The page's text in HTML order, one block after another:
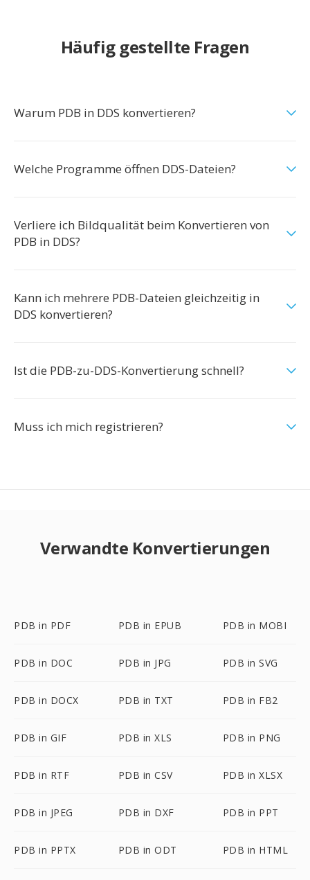
Häufig gestellte Fragen
Warum PDB in DDS konvertieren?
Welche Programme öffnen DDS-Dateien?
Verliere ich Bildqualität beim Konvertieren von
PDB in DDS?
Kann ich mehrere PDB-Dateien gleichzeitig in
DDS konvertieren?
Ist die PDB-zu-DDS-Konvertierung schnell?
Muss ich mich registrieren?
Verwandte Konvertierungen
PDB in PDF PDB in EPUB PDB in MOBI
PDB in DOC PDB in JPG PDB in SVG
PDB in DOCX PDB in TXT PDB in FB2
PDB in GIF PDB in XLS PDB in PNG
PDB in RTF PDB in CSV PDB in XLSX
PDB in JPEG PDB in DXF PDB in PPT
PDB in PPTX PDB in ODT PDB in HTML